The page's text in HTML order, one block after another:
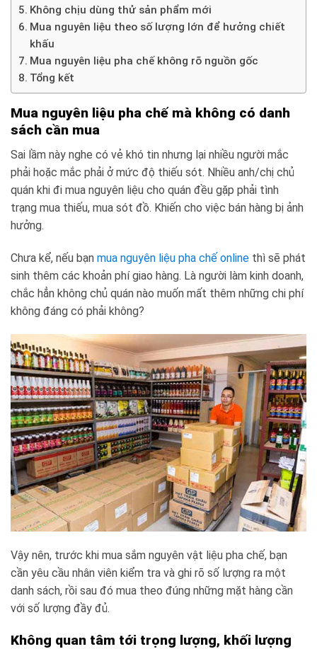
Không chịu dùng thử sản phẩm mới
Mua nguyên liệu theo số lượng lớn để hưởng chiết
khấu
Mua nguyên liệu pha chế không rõ nguồn gốc
Tổng kết
Mua nguyên liệu pha chế mà không có danh
sách cần mua
Sai lầm này nghe có vẻ khó tin nhưng lại nhiều người mắc
phải hoặc mắc phải ở mức độ thiếu sót. Nhiều anh/chị chủ
quán khi đi mua nguyên liệu cho quán đều gặp phải tình
trạng mua thiếu, mua sót đồ. Khiến cho việc bán hàng bị ảnh
hưởng.
Chưa kể, nếu bạn mua nguyên liệu pha chế online thì sẽ phát
sinh thêm các khoản phí giao hàng. Là người làm kinh doanh,
chắc hẳn không chủ quán nào muốn mất thêm những chi phí
không đáng có phải không?
Vậy nên, trước khi mua sắm nguyên vật liệu pha chế, bạn
cần yêu cầu nhân viên kiểm tra và ghi rõ số lượng ra một
danh sách, rồi sau đó mua theo đúng những mặt hàng cần
với số lượng đầy đủ.
Không quan tâm tới trọng lượng, khối lượng